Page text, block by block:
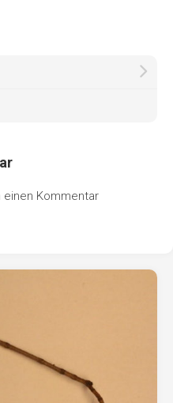
einen Kommentar